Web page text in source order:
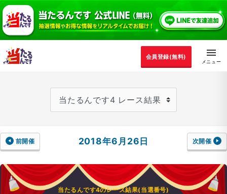
会員登録(無料)
前開催 2018年6月26日 次開催
当たるんです4のレース結果(当選番号)